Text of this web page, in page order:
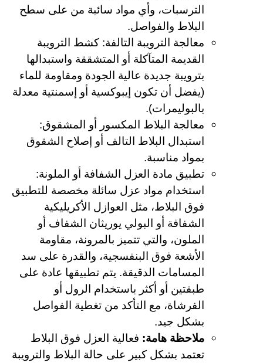
الترسبات، وأي مواد سائبة من على سطح
البلاط والفواصل.
معالجة الترويبة التالفة: كشط الترويبة
القديمة المتآكلة أو المتشققة واستبدالها
بترويبة جديدة عالية الجودة ومقاومة للماء
(يفضل أن تكون إيبوكسية أو إسمنتية معدلة
بالبوليمرات).
معالجة البلاط المكسور أو المشقوق:
استبدال البلاط التالف أو إصلاح الشقوق
بمواد مناسبة.
تطبيق مادة العزل الشفافة أو الملونة:
استخدام مواد عزل سائلة مخصصة للتطبيق
فوق البلاط، مثل العوازل الأكريليكية
الشفافة أو البولي يوريثان الشفاف أو
الملون، والتي تتميز بالمرونة، مقاومة
الأشعة فوق البنفسجية، والقدرة على سد
المسامات الدقيقة. يتم تطبيقها عادة على
طبقتين أو أكثر باستخدام الرول أو
الفرشاة، مع التأكد من تغطية الفواصل
بشكل جيد.
ملاحظة هامة: فعالية العزل فوق البلاط
تعتمد بشكل كبير على حالة البلاط والترويبة